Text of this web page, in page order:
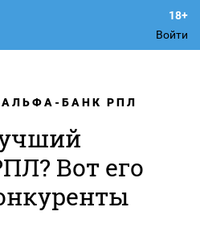
Войти
АЛЬФА-БАНК РПЛ
Вот его